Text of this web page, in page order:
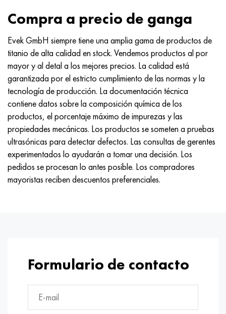
Compra a precio de ganga
Evek GmbH siempre tiene una amplia gama de productos de
titanio de alta calidad en stock. Vendemos productos al por
mayor y al detal a los mejores precios. La calidad está
garantizada por el estricto cumplimiento de las normas y la
tecnología de producción. La documentación técnica
contiene datos sobre la composición química de los
productos, el porcentaje máximo de impurezas y las
propiedades mecánicas. Los productos se someten a pruebas
ultrasónicas para detectar defectos. Las consultas de gerentes
experimentados lo ayudarán a tomar una decisión. Los
pedidos se procesan lo antes posible. Los compradores
mayoristas reciben descuentos preferenciales.
Formulario de contacto